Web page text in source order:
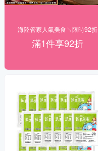
海陸管家人氣美食↘限時92折
滿1件享92折